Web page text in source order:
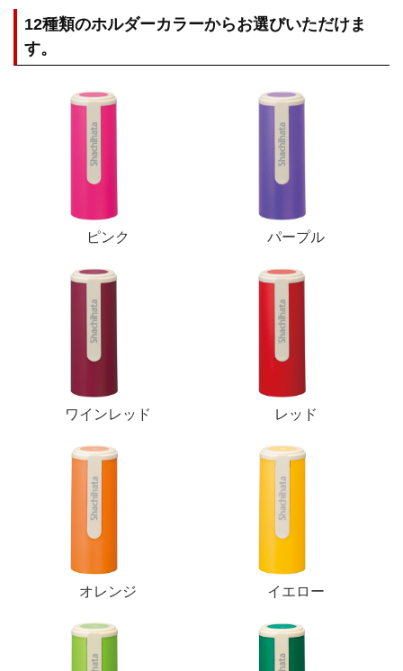
12種類のホルダーカラーからお選びいただけま
す。
ピンク パープル
ワインレッド レッド
オレンジ イエロー